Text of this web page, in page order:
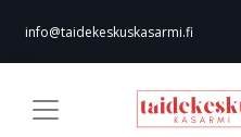
info@taidekeskuskasarmi.fi